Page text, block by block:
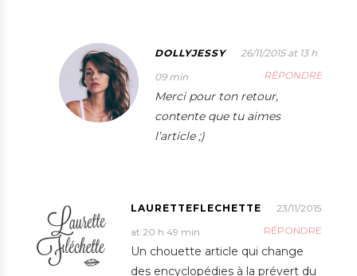
DOLLYJESSY
26/11/2015 at 13 h
09 min
RÉPONDRE
Merci pour ton retour,
contente que tu aimes
l’article ;)
LAURETTEFLECHETTE
23/11/2015
at 20 h 49 min
RÉPONDRE
Un chouette article qui change
des encyclopédies à la prévert du